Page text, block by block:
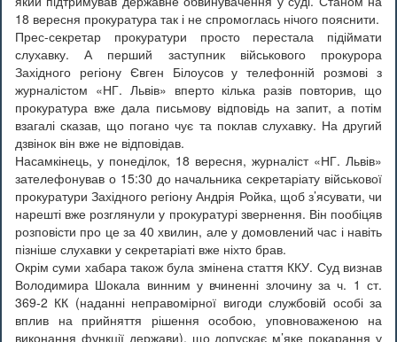
18 вересня прокуратура так і не спромоглась нічого пояснити.
Прес-секретар прокуратури просто перестала підіймати
слухавку. А перший заступник військового прокурора
Західного регіону Євген Білоусов у телефонній розмові з
журналістом «НГ. Львів» вперто кілька разів повторив, що
прокуратура вже дала письмову відповідь на запит, а потім
взагалі сказав, що погано чує та поклав слухавку. На другий
дзвінок він вже не відповідав.
Насамкінець, у понеділок, 18 вересня, журналіст «НГ. Львів»
зателефонував о 15:30 до начальника секретаріату військової
прокуратури Західного регіону Андрія Ройка, щоб з’ясувати, чи
нарешті вже розглянули у прокуратурі звернення. Він пообіцяв
розповісти про це за 40 хвилин, але у домовлений час і навіть
пізніше слухавки у секретаріаті вже ніхто брав.
Окрім суми хабара також була змінена стаття ККУ. Суд визнав
Володимира Шокала винним у вчиненні злочину за ч. 1 ст.
369-2 КК (наданні неправомірної вигоди службовій особі за
вплив на прийняття рішення особою, уповноваженою на
виконання функції держави), що допускає м’яке покарання у